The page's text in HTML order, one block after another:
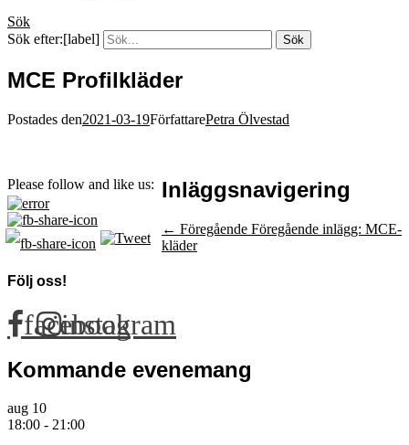
Sök
Sök efter:[label]
MCE Profilkläder
Postades den2021-03-19FörfattarePetra Ölvestad
Please follow and like us: Inläggsnavigering
← Föregående Föregående inlägg: MCE-
kläder
Följ oss!
facebook
instagram
Kommande evenemang
aug 10
18:00 - 21:00